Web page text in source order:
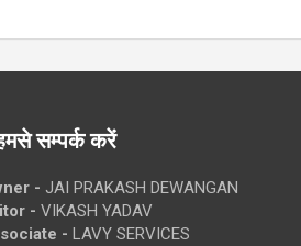
सम्पर्क करें
- JAI PRAKASH DEWANGAN
- VIKASH YADAV
- LAVY SERVICES